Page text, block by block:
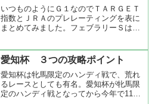
いつものようにＧ１なのでＴＡＲＧＥＴ
指数とＪＲＡのプレレーティングを表に
まとめてみました。フェブラリーＳはプ
のカジノドライヴが入った。昨年の高松
宮記念はプレレーティング...
愛知杯 ３つの攻略ポイント
愛知杯は牝馬限定のハンディ戦で、荒れ
るレースとしても有名。愛知杯が牝馬限
定のハンディ戦となってから今年で11年